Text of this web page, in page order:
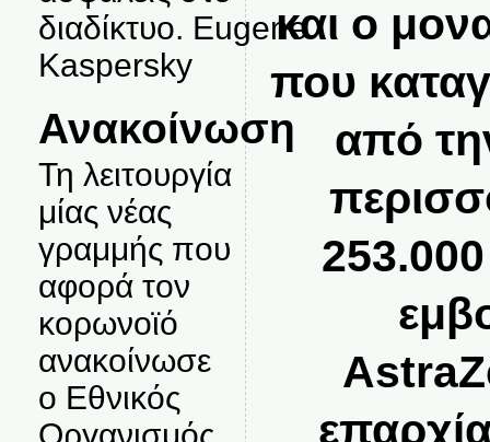
διαδίκτυο. Eugene
Kaspersky
Ανακοίνωση
Τη λειτουργία
μίας νέας
γραμμής που
αφορά τον
κορωνοϊό
ανακοίνωσε
ο Εθνικός
και ο
που
από